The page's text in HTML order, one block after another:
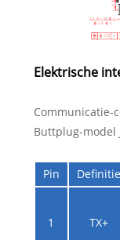
Elektrische
Communicatie-
Buttplug-model
Pin Definitie
1 TX+